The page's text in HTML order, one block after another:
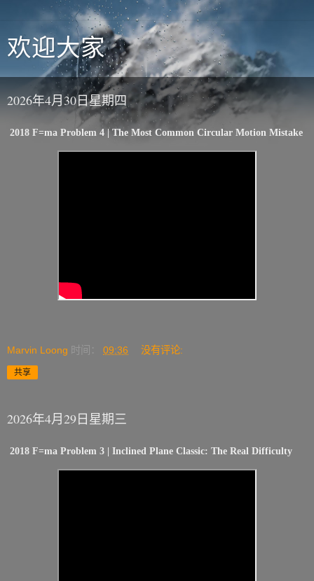
欢迎大家
2026年4月30日星期四
2018 F=ma Problem 4 | The Most Common Circular Motion Mistake
Marvin Loong 时间： 09:36 没有评论:
共享
2026年4月29日星期三
2018 F=ma Problem 3 | Inclined Plane Classic: The Real Difficulty